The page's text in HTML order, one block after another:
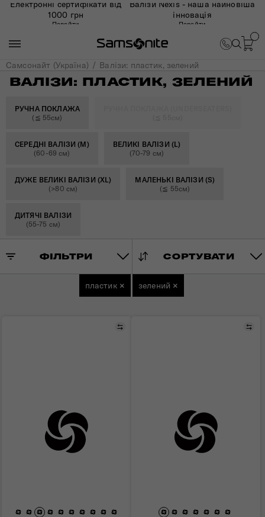
Електронні сертифікати від
1000 грн
Перейти
Валізи Nexis - наша найновіша
інновація
Перейти
Самсонайт (Україна) Валізи: пластик, зелений
ВАЛІЗИ: ПЛАСТИК, ЗЕЛЕНИЙ
РУЧНА ПОКЛАЖА
(≦ 55см)
СЕРЕДНІ ВАЛІЗИ (M)
(60-69 см)
ВЕЛИКІ ВАЛІЗИ (L)
(70-79 см)
ДУЖЕ ВЕЛИКІ ВАЛІЗИ (XL)
(>80 см)
МАЛЕНЬКІ ВАЛІЗИ (S)
(≦ 55см)
ДИТЯЧІ ВАЛІЗИ
(55-75 см)
ФІЛЬТРИ СОРТУВАТИ
пластик × зелений ×
Порівняти